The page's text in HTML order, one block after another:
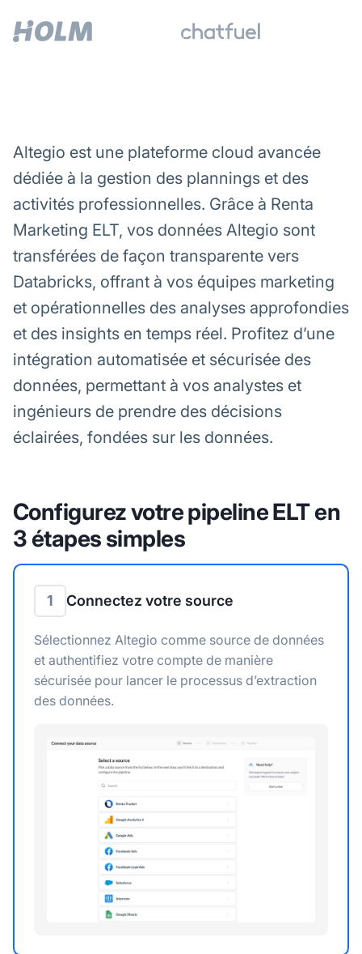
Altegio est une plateforme cloud avancée
dédiée à la gestion des plannings et des
activités professionnelles. Grâce à Renta
Marketing ELT, vos données Altegio sont
transférées de façon transparente vers
Databricks, offrant à vos équipes marketing
et opérationnelles des analyses approfondies
et des insights en temps réel. Profitez d’une
intégration automatisée et sécurisée des
données, permettant à vos analystes et
ingénieurs de prendre des décisions
éclairées, fondées sur les données.
Configurez votre pipeline ELT en
3 étapes simples
1 Connectez votre source
Sélectionnez Altegio comme source de données
et authentifiez votre compte de manière
sécurisée pour lancer le processus d’extraction
des données.